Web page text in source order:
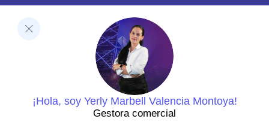
¡Hola, soy Yerly Marbell Valencia Montoya!
Gestora comercial
Ciencias de la Salud
Negocios y Economía
Barberi de Ingeniería, Diseño y Ciencias Aplicadas
Ciencias Humanas
Decanatura de Innovación Educativa y Fortalecimiento
Dirección de Investigaciones
Grupos de investigación